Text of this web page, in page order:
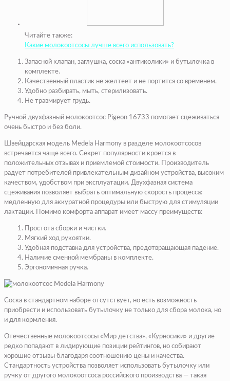
Читайте также:
Какие молокоотсосы лучше всего использовать?
Запасной клапан, заглушка, соска «антиколики» и бутылочка в
комплекте.
Качественный пластик не желтеет и не портится со временем.
Удобно разбирать, мыть, стерилизовать.
Не травмирует грудь.
Ручной двухфазный молокоотсос Pigeon 16733 помогает сцеживаться
очень быстро и без боли.
Швейцарская модель Medela Harmony в разделе молокоотсосов
встречается чаще всего. Секрет популярности кроется в
положительных отзывах и приемлемой стоимости. Производитель
радует потребителей привлекательным дизайном устройства, высоким
качеством, удобством при эксплуатации. Двухфазная система
сцеживания позволяет выбрать оптимальную скорость процесса:
медленную для аккуратной процедуры или быструю для стимуляции
лактации. Помимо комфорта аппарат имеет массу преимуществ:
Простота сборки и чистки.
Мягкий ход рукоятки.
Удобная подставка для устройства, предотвращающая падение.
Наличие сменной мембраны в комплекте.
Эргономичная ручка.
Соска в стандартном наборе отсутствует, но есть возможность
приобрести и использовать бутылочку не только для сбора молока, но
и для кормления.
Отечественные молокоотсосы «Мир детства», «Курносики» и другие
редко попадают в лидирующие позиции рейтингов, но собирают
хорошие отзывы благодаря соотношению цены и качества.
Стандартность устройства позволяет использовать бутылочку или
ручку от другого молокоотсоса российского производства — такая